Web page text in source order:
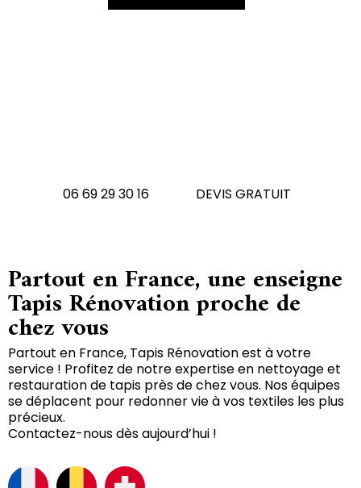
06 69 29 30 16 DEVIS GRATUIT
Partout en France, une enseigne
Tapis Rénovation proche de
chez vous
Partout en France, Tapis Rénovation est à votre
service ! Profitez de notre expertise en nettoyage et
restauration de tapis près de chez vous. Nos équipes
se déplacent pour redonner vie à vos textiles les plus
précieux.
Contactez-nous dès aujourd’hui !